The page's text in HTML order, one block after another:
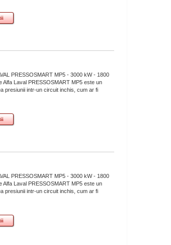
PRESSOSMART MP5 - 3000 kW - 1800
Alfa Laval PRESSOSMART MP5 este un
presiunii intr-un circuit inchis, cum ar fi
PRESSOSMART MP5 - 3000 kW - 1800
Alfa Laval PRESSOSMART MP5 este un
presiunii intr-un circuit inchis, cum ar fi